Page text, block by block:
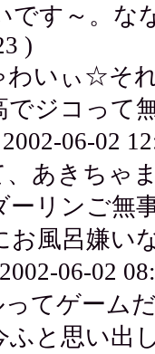
です～。な
)
わいぃ☆そ
でジコって
06-02
、あきちゃ
ーリンご無
お風呂嫌い
06-02
てゲーム
ふと思い出